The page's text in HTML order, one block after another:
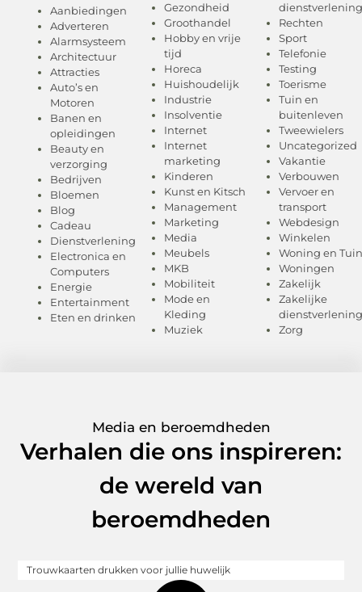
Aanbiedingen
Adverteren
Alarmsysteem
Architectuur
Attracties
Auto’s en
Motoren
Banen en
opleidingen
Beauty en
verzorging
Bedrijven
Bloemen
Blog
Cadeau
Dienstverlening
Electronica en
Computers
Energie
Entertainment
Eten en drinken
Gezondheid
Groothandel
Hobby en vrije
tijd
Horeca
Huishoudelijk
Industrie
Insolventie
Internet
Internet
marketing
Kinderen
Kunst en Kitsch
Management
Marketing
Media
Meubels
MKB
Mobiliteit
Mode en
Kleding
Muziek
dienstverlening
Rechten
Sport
Telefonie
Testing
Toerisme
Tuin en
buitenleven
Tweewielers
Uncategorized
Vakantie
Verbouwen
Vervoer en
transport
Webdesign
Winkelen
Woning en Tuin
Woningen
Zakelijk
Zakelijke
dienstverlening
Zorg
Media en beroemdheden
Verhalen die ons inspireren:
de wereld van
beroemdheden
Trouwkaarten drukken voor jullie huwelijk